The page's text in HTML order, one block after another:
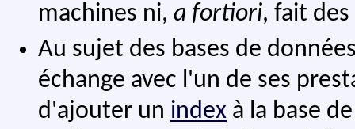
machines ni, a fortiori, fait
Au sujet des bases de
échange avec l'un de ses
d'ajouter un index à la base